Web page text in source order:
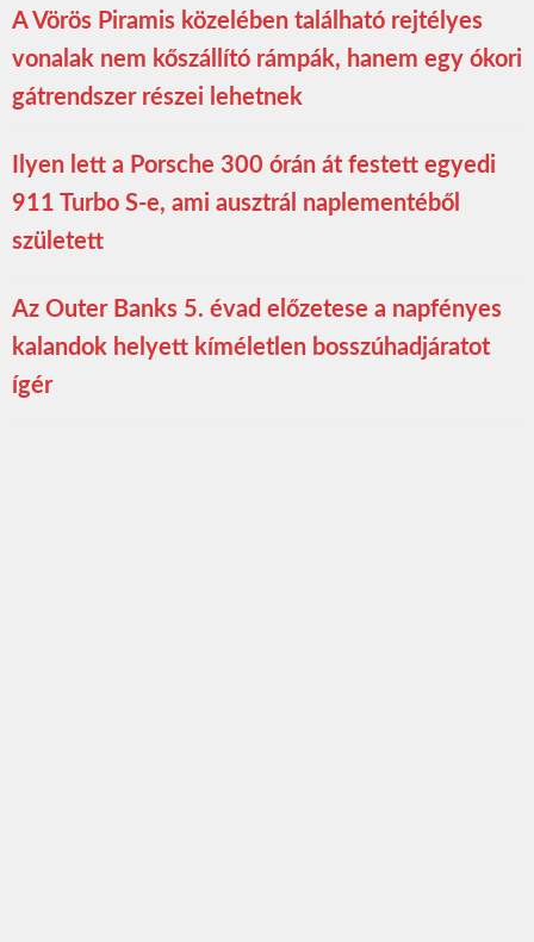
A Vörös Piramis közelében található rejtélyes
vonalak nem kőszállító rámpák, hanem egy ókori
gátrendszer részei lehetnek
Ilyen lett a Porsche 300 órán át festett egyedi
911 Turbo S-e, ami ausztrál naplementéből
született
Az Outer Banks 5. évad előzetese a napfényes
kalandok helyett kíméletlen bosszúhadjáratot
ígér